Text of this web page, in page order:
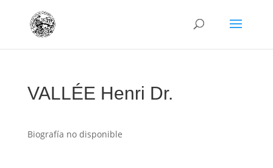
VALLÉE Henri Dr.
Biografía no disponible